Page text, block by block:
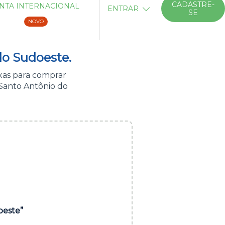
INTERNACIONAL
NOVO
ENTRAR
CADASTRE-
SE
Sudoeste.
para comprar
Antônio do